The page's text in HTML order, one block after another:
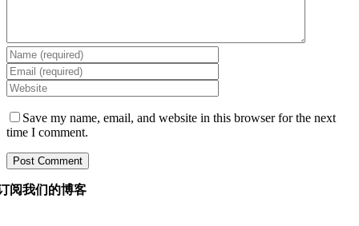
Save my name, email, and website in this browser for the next
time I comment.
阅我们的博客